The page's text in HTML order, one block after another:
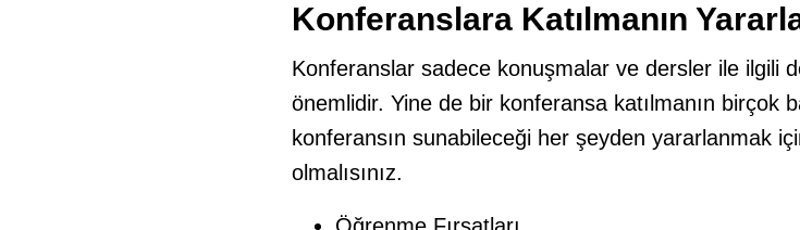
Konferanslara Katılmanın
Konferanslar sadece konuşmalar ve dersler ile ilgili
önemlidir. Yine de bir konferansa katılmanın birçok
konferansın sunabileceği her şeyden yararlanmak
olmalısınız.